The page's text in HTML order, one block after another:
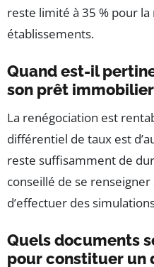
reste limité à 35 % pour
établissements.
Quand est-il
son prêt immobilier
La renégociation est
différentiel de taux est
reste suffisamment de
conseillé de se
d’effectuer des
Quels documents
pour constituer un